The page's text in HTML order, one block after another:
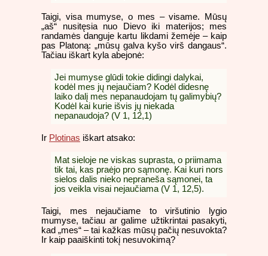
Taigi, visa mumyse, o mes – visame. Mūsų
„aš“ nusitęsia nuo Dievo iki materijos; mes
randamės danguje kartu likdami žemėje – kaip
pas Platoną: „mūsų galva kyšo virš dangaus“.
Tačiau iškart kyla abejonė:
Jei mumyse glūdi tokie didingi dalykai,
kodėl mes jų nejaučiam? Kodėl didesnę
laiko dalį mes nepanaudojam tų galimybių?
Kodėl kai kurie išvis jų niekada
nepanaudoja? (V 1, 12,1)
Ir Plotinas iškart atsako:
Mat sieloje ne viskas suprasta, o priimama
tik tai, kas praėjo pro sąmonę. Kai kuri nors
sielos dalis nieko nepraneša sąmonei, ta
jos veikla visai nejaučiama (V 1, 12,5).
Taigi, mes nejaučiame to viršutinio lygio
mumyse, tačiau ar galime užtikrintai pasakyti,
kad „mes“ – tai kažkas mūsų pačių nesuvokta?
Ir kaip paaiškinti tokį nesuvokimą?